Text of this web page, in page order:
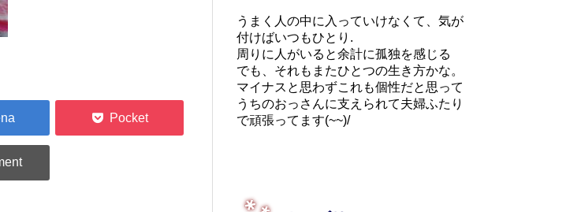
うまく人の中に入っていけなくて、気が
付けばいつもひとり.
周りに人がいると余計に孤独を感じる
でも、それもまたひとつの生き方かな。
マイナスと思わずこれも個性だと思って
うちのおっさんに支えられて夫婦ふたり
で頑張ってます(~~)/